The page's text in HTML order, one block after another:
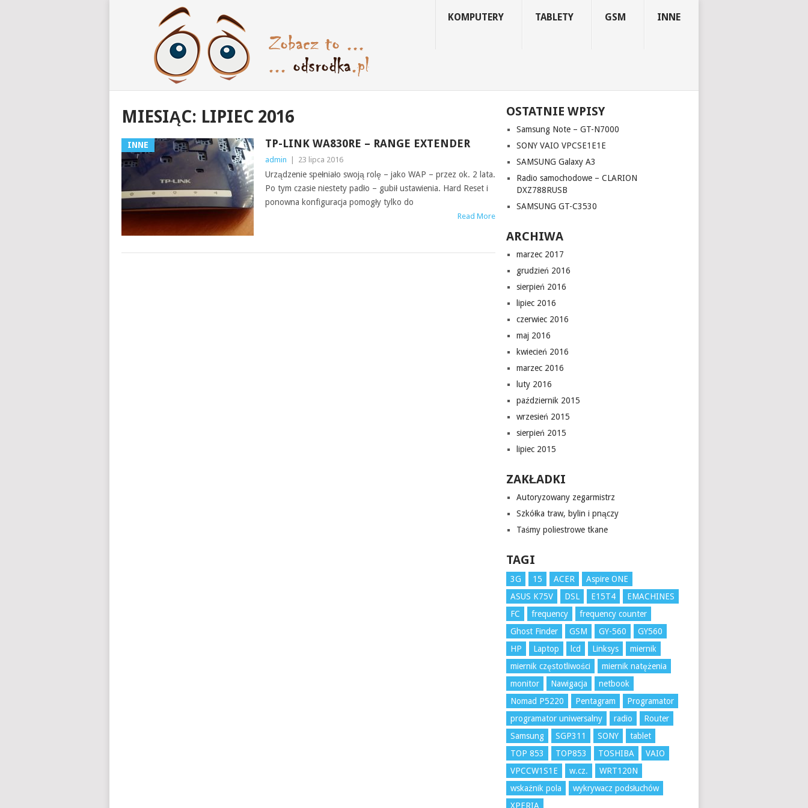
KOMPUTERY TABLETY GSM INNE
MIESIĄC: LIPIEC 2016
INNE TP-LINK WA830RE – RANGE EXTENDER
admin 23 lipca 2016
Urządzenie spełniało swoją rolę – jako WAP – przez ok. 2 lata.
Po tym czasie niestety padło – gubił ustawienia. Hard Reset i
ponowna konfiguracja pomogły tylko do
Read More
OSTATNIE WPISY
Samsung Note – GT-N7000
SONY VAIO VPCSE1E1E
SAMSUNG Galaxy A3
Radio samochodowe – CLARION
DXZ788RUSB
SAMSUNG GT-C3530
ARCHIWA
marzec 2017
grudzień 2016
sierpień 2016
lipiec 2016
czerwiec 2016
maj 2016
kwiecień 2016
marzec 2016
luty 2016
październik 2015
wrzesień 2015
sierpień 2015
lipiec 2015
ZAKŁADKI
Autoryzowany zegarmistrz
Szkółka traw, bylin i pnączy
Taśmy poliestrowe tkane
TAGI
3G 15 ACER
Aspire ONE
ASUS K75V
DSL E15T4
EMACHINES
FC
frequency
frequency counter
Ghost Finder
GSM GY-560
GY560
HP
Laptop lcd Linksys
miernik
miernik częstotliwości
miernik natężenia
monitor
Nawigacja
netbook
Nomad P5220
Pentagram
Programator
programator uniwersalny
radio
Router
Samsung
SGP311 SONY
tablet
TOP 853
TOP853 TOSHIBA
VAIO
VPCCW1S1E
w.cz.
WRT120N
wskaźnik pola
wykrywacz podsłuchów
XPERIA